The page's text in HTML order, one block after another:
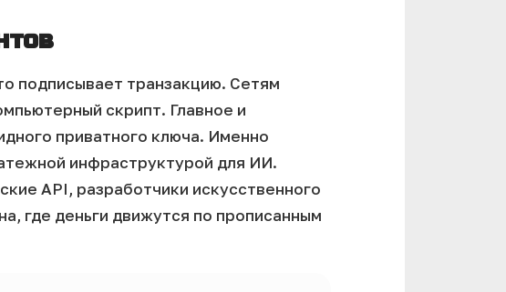
подписывает транзакцию. Сетям
скрипт. Главное и
приватного ключа. Именно
инфраструктурой для ИИ.
API, разработчики искусственного
где деньги движутся по прописанным